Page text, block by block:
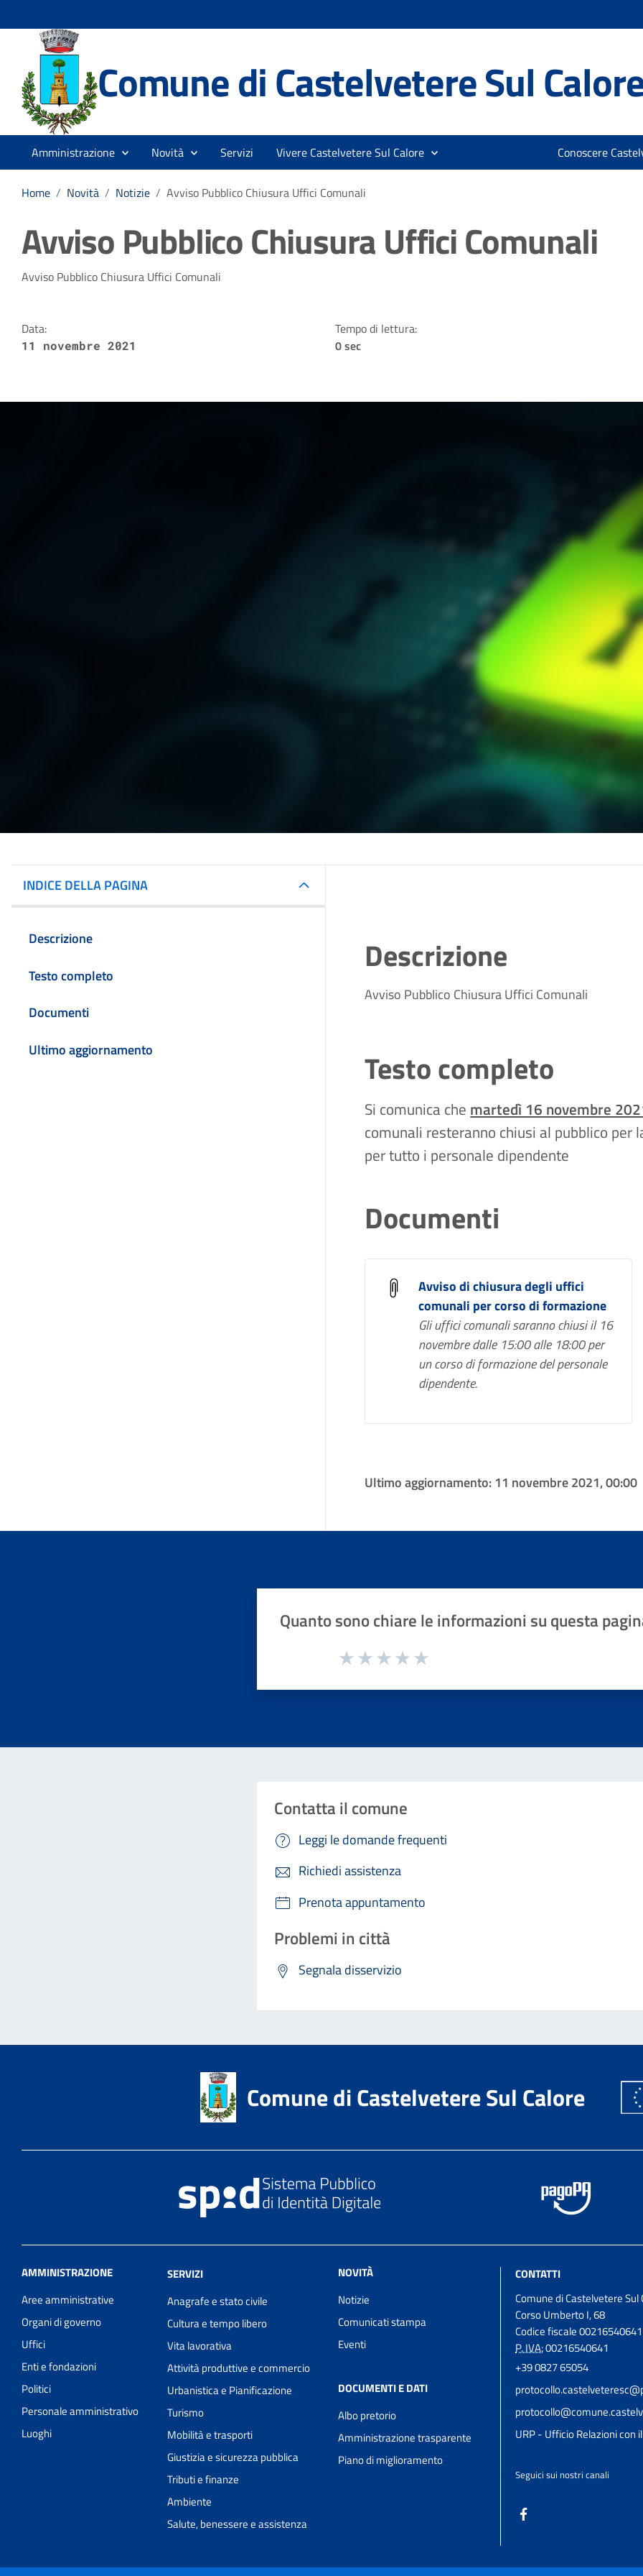
Comune di Castelvetere Sul
Amministrazione Novità Servizi Vivere Castelvetere Sul Calore Conoscere
Home / Novità / Notizie / Avviso Pubblico Chiusura Uffici Comunali
Avviso Pubblico Chiusura Uffici Comunali
Dettagli della notizia
Avviso Pubblico Chiusura Uffici Comunali
Data:
11 novembre 2021
Tempo di lettura:
0 sec
INDICE DELLA PAGINA
Descrizione
Testo completo
Documenti
Ultimo aggiornamento
Descrizione
Avviso Pubblico Chiusura Uffici Comunali
Testo completo
Si comunica che martedì 16 novembre
comunali resteranno chiusi al pubblico
per tutto i personale dipendente
Documenti
Avviso di chiusura degli uffici
comunali per corso di formazione
Gli uffici comunali saranno chiusi il 16
novembre dalle 15:00 alle 18:00 per
un corso di formazione del personale
dipendente.
Ultimo aggiornamento:11 novembre 2021, 00:00
Quanto sono chiare le informazioni su questa
Valuta da 1 a 5 stelle la pagina
Contatta il comune
Leggi le domande frequenti
Richiedi assistenza
Prenota appuntamento
Problemi in città
Segnala disservizio
Comune di Castelvetere Sul Calore
AMMINISTRAZIONE
Aree amministrative
Organi di governo
Uffici
Enti e fondazioni
Politici
Personale amministrativo
Luoghi
SERVIZI
Anagrafe e stato civile
Cultura e tempo libero
Vita lavorativa
Attività produttive e commercio
Urbanistica e Pianificazione
Turismo
Mobilità e trasporti
Giustizia e sicurezza pubblica
Tributi e finanze
Ambiente
Salute, benessere e assistenza
NOVITÀ
Notizie
Comunicati stampa
Eventi
DOCUMENTI E DATI
Albo pretorio
Amministrazione trasparente
Piano di miglioramento
CONTATTI
Comune di Castelvetere Sul
Corso Umberto I, 68
Codice fiscale 00216540641
P. IVA:00216540641
+39 0827 65054
URP - Ufficio Relazioni con
Seguici sui nostri canali